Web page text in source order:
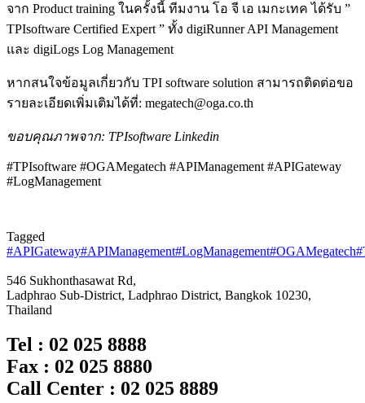
จาก Product training ในครั้งนี้ ทีมงาน โอ จี เอ เมกะเทค ได้รับ ”
TPIsoftware Certified Expert ” ทั้ง digiRunner API Management
และ digiLogs Log Management
หากสนใจข้อมูลเกี่ยวกับ TPI software solution สามารถติดต่อขอ
รายละเอียดเพิ่มเติมได้ที่: megatech@oga.co.th
ขอบคุณภาพจาก: TPIsoftware Linkedin
#TPIsoftware #OGAMegatech #APIManagement #APIGateway
#LogManagement
Tagged
#APIGateway#APIManagement#LogManagement#OGAMegatech
546 Sukhonthasawat Rd,
Ladphrao Sub-District, Ladphrao District, Bangkok 10230,
Thailand
Tel : 02 025 8888
Fax : 02 025 8880
Call Center : 02 025 8889